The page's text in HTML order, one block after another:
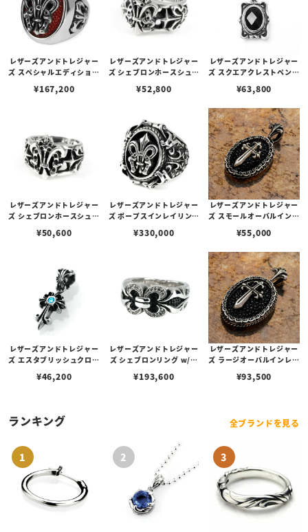
レザーズアンドトレジャー
ズ スペシャルエディション
ースシュー
¥167,200
レザーズアンドトレジャー
ズ シェブロンホースシュー
¥52,800
レザーズアンドトレジャー
ズ スクエアクレストペンダ
キス（カット）（トップの
¥63,800
レザーズアンドトレジャー
ズ シェブロンホースシュー
¥50,600
レザーズアンドトレジャー
ズ ポープスインレイリング
ュー w/ブラックダイヤモ
¥330,000
レザーズアンドトレジャー
ズ スモールオーバルインレ
ーベゼル w/ポリチーノク
（ブラック）
¥55,000
レザーズアンドトレジャー
ズ エスタブリッシュクロス
ダイヤモンド
¥46,200
レザーズアンドトレジャー
ズ シェブロンリング w/ダ
¥193,600
レザーズアンドトレジャー
ズ ラージオーバルインレイ
ベゼル w/ポリチーノクロ
¥93,500
ランキング 全ブランドを見る